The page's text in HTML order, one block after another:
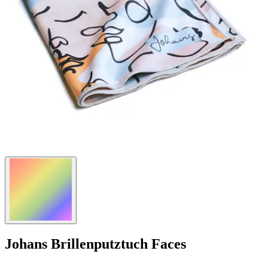
Johans Brillenputztuch Faces